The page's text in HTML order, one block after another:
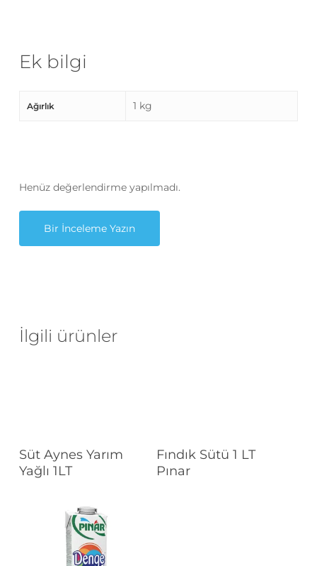
Ek bilgi
Ağırlık 1 kg
Henüz değerlendirme yapılmadı.
Bir İnceleme Yazın
İlgili ürünler
Devamını Oku
Süt Aynes Yarım
Yağlı 1LT
Devamını Oku
Fındık Sütü 1 LT
Pınar